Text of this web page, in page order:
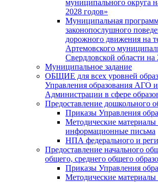
муниципального округа
2028 годов»
Муниципальная
законопослушного
дорожного движения на
Артемовского
Свердловской области
Муниципальное задание
ОБЩИЕ для всех уровней
Управления образования АГО
Администрации в сфере
Предоставление дошкольного
Приказы Управления
Методические материалы
информационные письма
НПА федерального и
Предоставление начального
общего, среднего общего
Приказы Управления
Методические материалы